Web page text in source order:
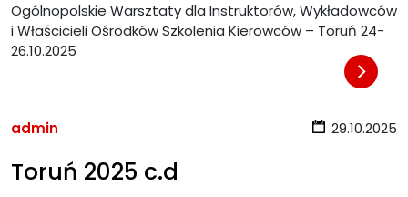
Ogólnopolskie Warsztaty dla Instruktorów, Wykładowców
i Właścicieli Ośrodków Szkolenia Kierowców – Toruń 24-
26.10.2025
admin 29.10.2025
Toruń 2025 c.d